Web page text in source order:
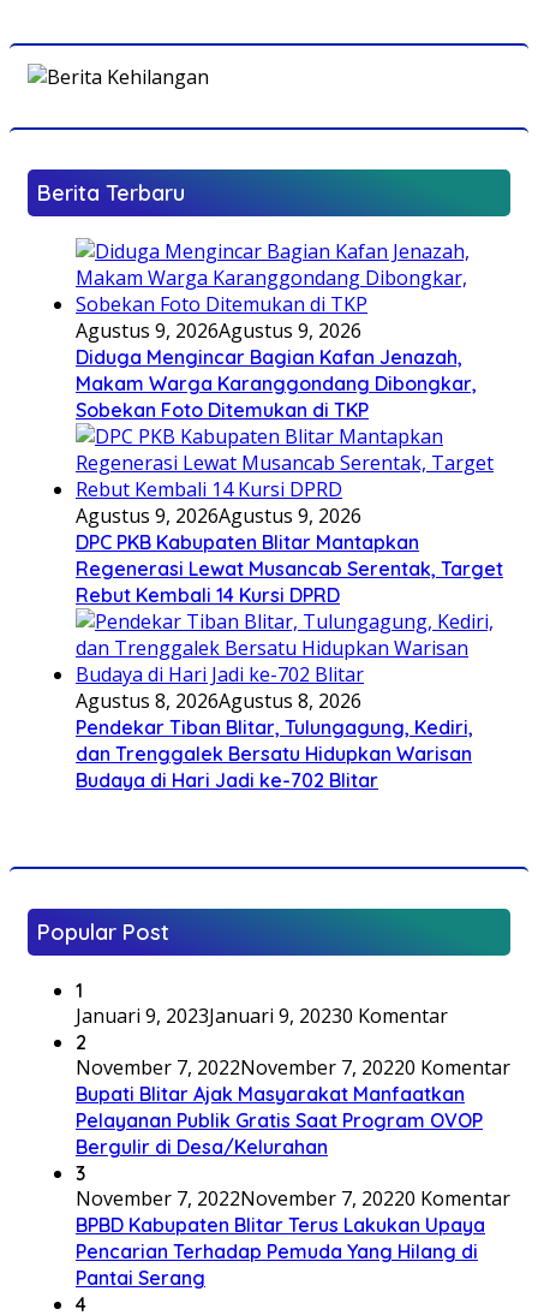
Berita Terbaru
Agustus 9, 2026Agustus 9, 2026
Diduga Mengincar Bagian Kafan Jenazah,
Makam Warga Karanggondang Dibongkar,
Sobekan Foto Ditemukan di TKP
Agustus 9, 2026Agustus 9, 2026
DPC PKB Kabupaten Blitar Mantapkan
Regenerasi Lewat Musancab Serentak, Target
Rebut Kembali 14 Kursi DPRD
Agustus 8, 2026Agustus 8, 2026
Pendekar Tiban Blitar, Tulungagung, Kediri,
dan Trenggalek Bersatu Hidupkan Warisan
Budaya di Hari Jadi ke-702 Blitar
Popular Post
1
Januari 9, 2023Januari 9, 20230 Komentar
2
November 7, 2022November 7, 20220 Komentar
Bupati Blitar Ajak Masyarakat Manfaatkan
Pelayanan Publik Gratis Saat Program OVOP
Bergulir di Desa/Kelurahan
3
November 7, 2022November 7, 20220 Komentar
BPBD Kabupaten Blitar Terus Lakukan Upaya
Pencarian Terhadap Pemuda Yang Hilang di
Pantai Serang
4